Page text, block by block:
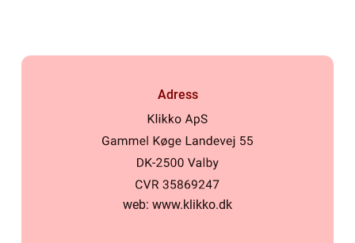
Adress
web: www.klikko.dk